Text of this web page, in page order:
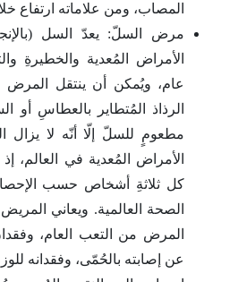
المصاب، ومن علاماته ارتفاع
الأمراض المُعدية والخطيرةِ
عام، ويُمكن أن ينتقل
الرذاذ المُتطاير بالعطاسِ أو
مطعومٍ للسلّ إلّا أنّه لا يزال
الأمراض المُعدية في
كل ثلاثةِ أشخاص حسب
الصحة العالمية. ويعاني
المرض من التعب العام،
عن إصابته بالحُمّى، وفقدانه